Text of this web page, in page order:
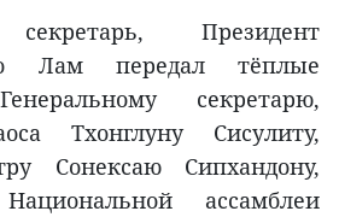
Президент
Лам передал тёплые
секретарю,
Тхонглуну Сисулиту,
Сонексаю Сипхандону,
ассамблеи